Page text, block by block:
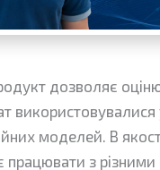
дозволяє
моделей. В
працювати з